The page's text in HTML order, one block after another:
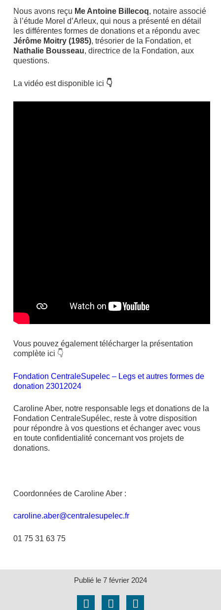
Publié le 7 février 2024
Nous avons reçu Me Antoine Billecoq, notaire associé
à l’étude Morel d’Arleux, qui nous a présenté en détail
les différentes formes de donations et a répondu avec
Jérôme Moitry (1985), trésorier de la Fondation, et
Nathalie Bousseau, directrice de la Fondation, aux
questions.
La vidéo est disponible ici 👇
Vous pouvez également télécharger la présentation
complète ici 👇
Fondation CentraleSupelec – Legs et autres formes de
donation 23012024
Caroline Aber, notre responsable legs et donations de la
Fondation CentraleSupélec, reste à votre disposition
pour répondre à vos questions et échanger avec vous
en toute confidentialité concernant vos projets de
donations.
Coordonnées de Caroline Aber :
caroline.aber@centralesupelec.fr
01 75 31 63 75